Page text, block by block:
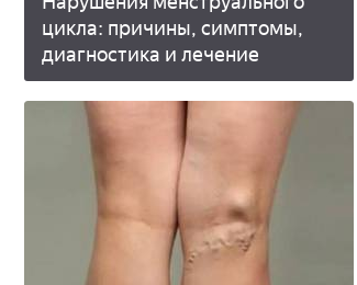
цикла: причины, симптомы,
диагностика и лечение